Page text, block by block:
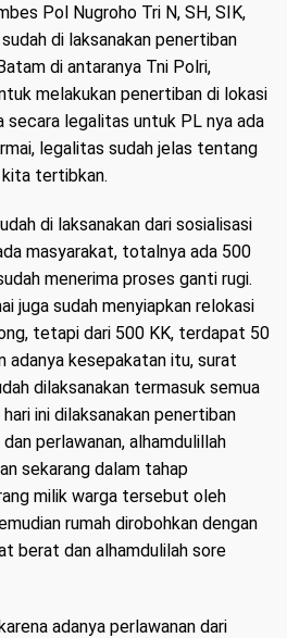
Pol Nugroho Tri N, SH, SIK,
di laksanakan penertiban
di antaranya Tni Polri,
melakukan penertiban di lokasi
secara legalitas untuk PL nya ada
legalitas sudah jelas tentang
tertibkan.
di laksanakan dari sosialisasi
masyarakat, totalnya ada 500
menerima proses ganti rugi.
juga sudah menyiapkan relokasi
tetapi dari 500 KK, terdapat 50
adanya kesepakatan itu, surat
dilaksanakan termasuk semua
ini dilaksanakan penertiban
perlawanan, alhamdulillah
sekarang dalam tahap
milik warga tersebut oleh
rumah dirobohkan dengan
berat dan alhamdulilah sore
adanya perlawanan dari